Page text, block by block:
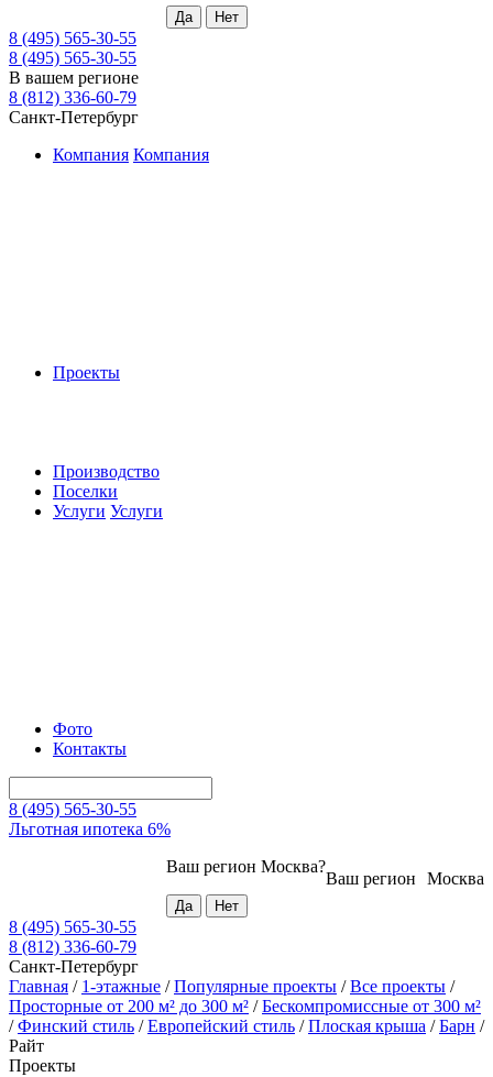
8 (495) 565-30-55
8 (495) 565-30-55
В вашем регионе
8 (812) 336-60-79
Санкт-Петербург
Компания Компания
Проекты
Производство
Поселки
Услуги Услуги
Фото
Контакты
8 (495) 565-30-55
Льготная ипотека 6%
Москва
Ваш регион
Ваш регион Москва?
8 (495) 565-30-55
8 (812) 336-60-79
Санкт-Петербург
Главная / 1-этажные /Популярные проекты /Все проекты /
Просторные от 200 м² до 300 м² /Бескомпромиссные от 300 м²
/Финский стиль /Европейский стиль /Плоская крыша /Барн /
Райт
Проекты